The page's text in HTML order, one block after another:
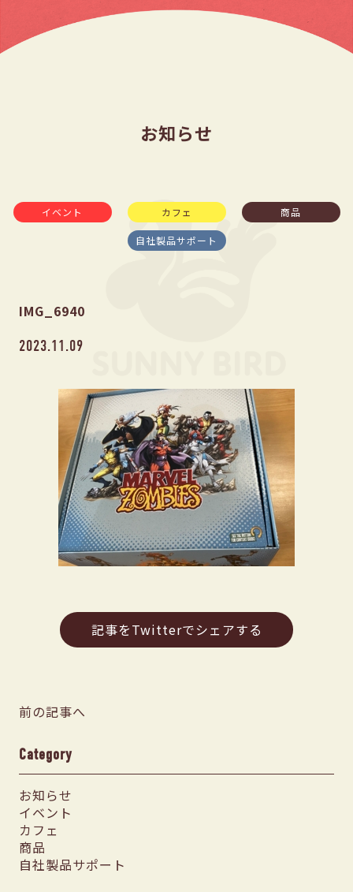
お知らせ
イベント カフェ 商品
自社製品サポート
IMG_6940
2023.11.09
記事をTwitterでシェアする
前の記事へ
Category
お知らせ
イベント
カフェ
商品
自社製品サポート